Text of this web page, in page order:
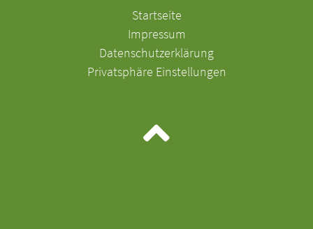
Navigation
überspringen
Startseite
Impressum
Datenschutzerklärung
Privatsphäre Einstellungen